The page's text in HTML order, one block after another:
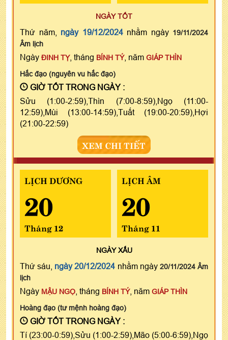
NGÀY TỐT
Thứ năm, ngày 19/12/2024nhằm ngày 19/11/2024
Âm lịch
Ngày ĐINH TỴ, tháng BÍNH TÝ, năm GIÁP THÌN
Hắc đạo (nguyên vu hắc đạo)
GIỜ TỐT TRONG NGÀY :
Sửu (1:00-2:59),Thìn (7:00-8:59),Ngọ (11:00-
12:59),Mùi (13:00-14:59),Tuất (19:00-20:59),Hợi
(21:00-22:59)
XEM CHI TIẾT
LỊCH DƯƠNG
20
Tháng 12
LỊCH ÂM
20
Tháng 11
NGÀYXẤU
Thứ sáu, ngày 20/12/2024 nhằm ngày 20/11/2024 Âm
lịch
Ngày MẬU NGỌ , tháng BÍNH TÝ, năm GIÁP THÌN
Hoàng đạo (tư mệnh hoàng đạo)
GIỜ TỐT TRONG NGÀY :
Tí (23:00-0:59),Sửu (1:00-2:59),Mão (5:00-6:59),Ngọ